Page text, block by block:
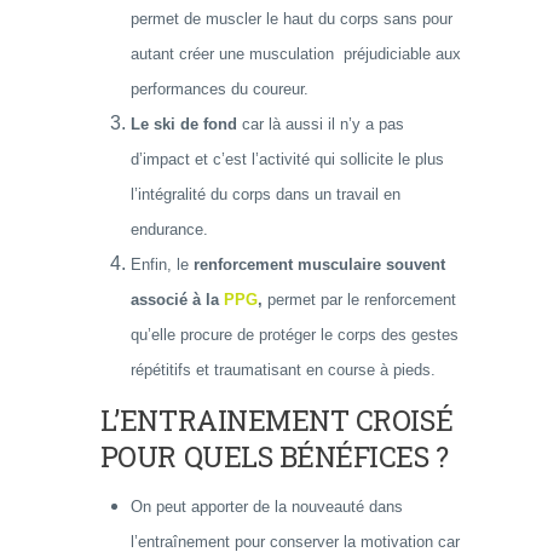
permet de muscler le haut du corps sans pour
autant créer une musculation préjudiciable aux
performances du coureur.
Le ski de fond car là aussi il n’y a pas
d’impact et c’est l’activité qui sollicite le plus
l’intégralité du corps dans un travail en
endurance.
Enfin, le renforcement musculaire souvent
associé à la PPG, permet par le renforcement
qu’elle procure de protéger le corps des gestes
répétitifs et traumatisant en course à pieds.
L’ENTRAINEMENT CROISÉ
POUR QUELS BÉNÉFICES ?
On peut apporter de la nouveauté dans
l’entraînement pour conserver la motivation car